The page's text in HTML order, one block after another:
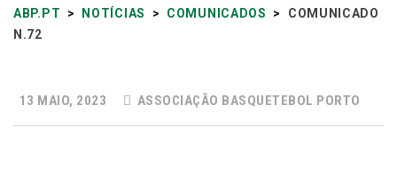
ABP.PT > NOTÍCIAS > COMUNICADOS >
COMUNICADO
N.72
13 MAIO, 2023 ASSOCIAÇÃO BASQUETEBOL PORTO